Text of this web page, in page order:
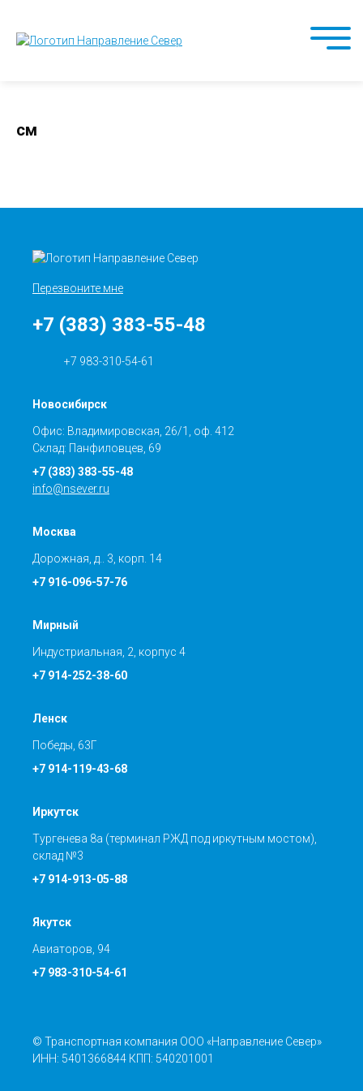
см
Перезвоните мне
+7 (383) 383-55-48
+7 983-310-54-61
Новосибирск
Офис: Владимировская, 26/1, оф. 412
Склад: Панфиловцев, 69
+7 (383) 383-55-48
info@nsever.ru
Москва
Дорожная, д.. 3, корп. 14
+7 916-096-57-76
Мирный
Индустриальная, 2, корпус 4
+7 914-252-38-60
Ленск
Победы, 63Г
+7 914-119-43-68
Иркутск
Тургенева 8а (терминал РЖД под иркутным мостом),
склад №3
+7 914-913-05-88
Якутск
Авиаторов, 94
+7 983-310-54-61
© Транспортная компания ООО «Направление Север»
ИНН: 5401366844 КПП: 540201001